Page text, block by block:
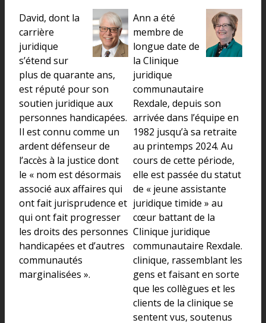
David, dont la
carrière
juridique
s’étend sur
plus de quarante ans,
est réputé pour son
soutien juridique aux
personnes handicapées.
Il est connu comme un
ardent défenseur de
l’accès à la justice dont
le « nom est désormais
associé aux affaires qui
ont fait jurisprudence et
qui ont fait progresser
les droits des personnes
handicapées et d’autres
communautés
marginalisées ».
Ann a été
membre de
longue date de
la Clinique
juridique
communautaire
Rexdale, depuis son
arrivée dans l’équipe en
1982 jusqu’à sa retraite
au printemps 2024. Au
cours de cette période,
elle est passée du statut
de « jeune assistante
juridique timide » au
cœur battant de la
Clinique juridique
communautaire Rexdale.
clinique, rassemblant les
gens et faisant en sorte
que les collègues et les
clients de la clinique se
sentent vus, soutenus